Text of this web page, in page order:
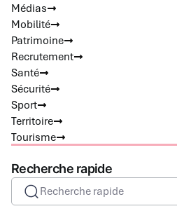
Médias
Mobilité
Patrimoine
Recrutement
Santé
Sécurité
Sport
Territoire
Tourisme
Recherche rapide
Recherche rapide